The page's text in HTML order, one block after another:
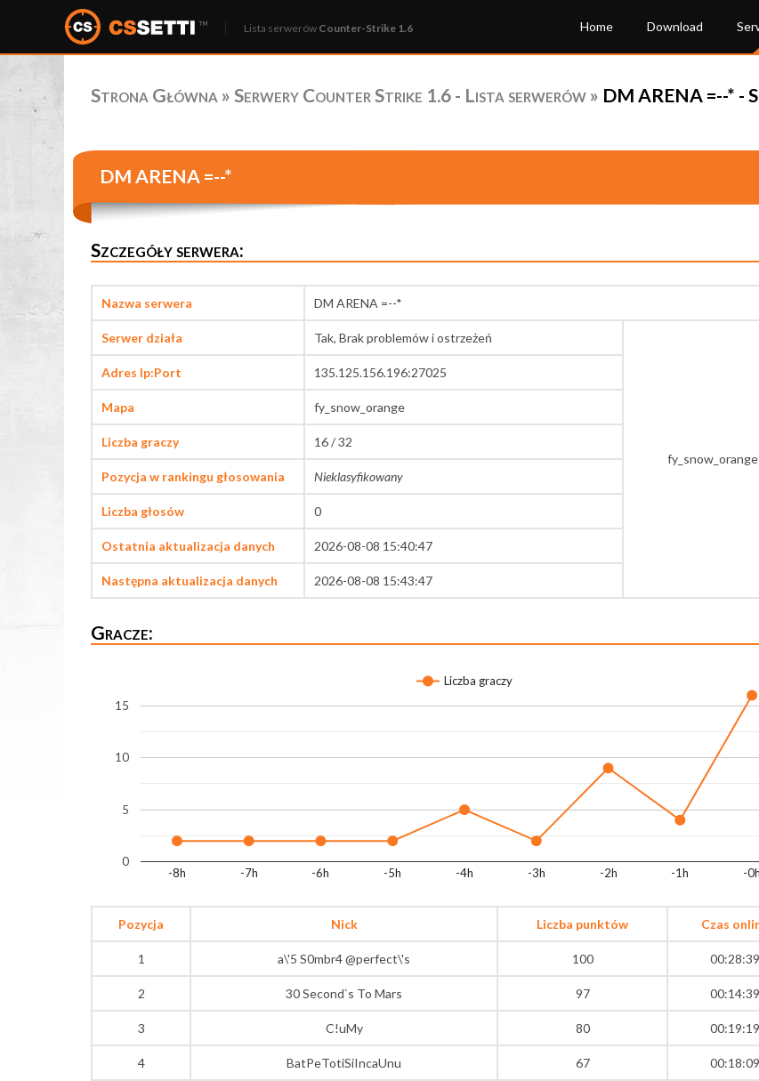
Lista serwerów Counter-Strike 1.6 Home Download
Strona Główna » Serwery Counter Strike 1.6 - Lista serwerów » DM ARENA =--* -
DM ARENA =--*
Szczegóły serwera:
Nazwa serwera DM ARENA =--*
Serwer działa Tak, Brak problemów i ostrzeżeń
fy_snow_orange
Adres Ip:Port 135.125.156.196:27025
Mapa fy_snow_orange
Liczba graczy 16 / 32
Pozycja w rankingu głosowania Nieklasyfikowany
Liczba głosów 0
Ostatnia aktualizacja danych 2026-08-08 15:40:47
Następna aktualizacja danych 2026-08-08 15:43:47
Gracze:
Liczba graczy
-8h -7h -6h -5h -4h -3h -2h -1h -0h
0
5
10
15
Pozycja Nick Liczba punktów Czas
1 a\'5 S0mbr4 @perfect\'s 100 00:28:39
2 30 Second`s To Mars 97 00:14:39
3 C!uMy 80 00:19:19
4 BatPeTotiSiIncaUnu 67 00:18:09